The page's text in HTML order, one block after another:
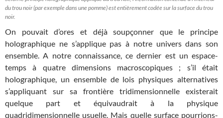
du trou noir (par exemple dans une pomme) est entièrement codée sur la surface du trou
noir.
On pouvait d’ores et déjà soupçonner que le principe
holographique ne s’applique pas à notre univers dans son
ensemble. A notre connaissance, ce dernier est un espace-
temps à quatre dimensions macroscopiques ; s’il était
holographique, un ensemble de lois physiques alternatives
s’appliquant sur sa frontière tridimensionnelle existerait
quelque part et équivaudrait à la physique
quadridimensionnelle usuelle. Mais quelle surface pourrions-